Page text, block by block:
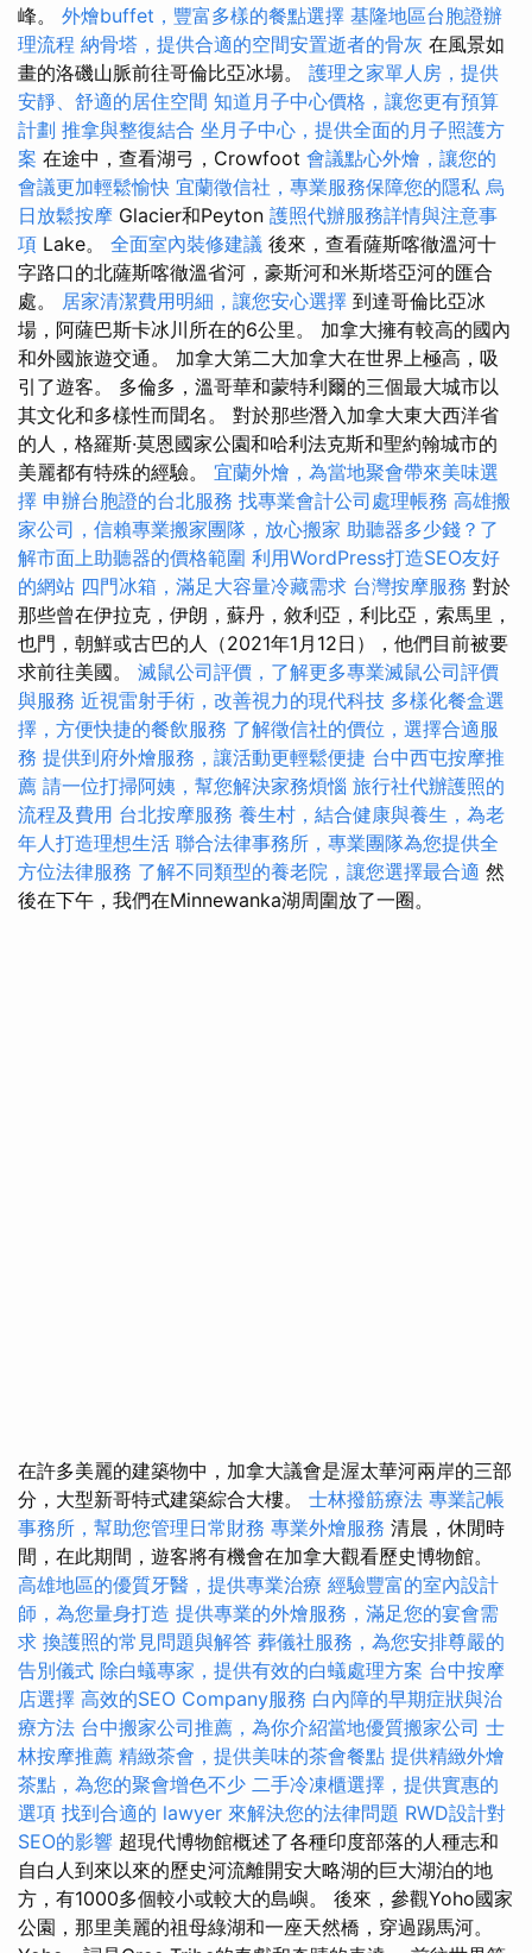
峰。 外燴buffet，豐富多樣的餐點選擇 基隆地區台胞證辦
理流程 納骨塔，提供合適的空間安置逝者的骨灰 在風景如
畫的洛磯山脈前往哥倫比亞冰場。 護理之家單人房，提供
安靜、舒適的居住空間 知道月子中心價格，讓您更有預算
計劃 推拿與整復結合 坐月子中心，提供全面的月子照護方
案 在途中，查看湖弓，Crowfoot 會議點心外燴，讓您的
會議更加輕鬆愉快 宜蘭徵信社，專業服務保障您的隱私 烏
日放鬆按摩 Glacier和Peyton 護照代辦服務詳情與注意事
項 Lake。 全面室內裝修建議 後來，查看薩斯喀徹溫河十
字路口的北薩斯喀徹溫省河，豪斯河和米斯塔亞河的匯合
處。 居家清潔費用明細，讓您安心選擇 到達哥倫比亞冰
場，阿薩巴斯卡冰川所在的6公里。 加拿大擁有較高的國內
和外國旅遊交通。 加拿大第二大加拿大在世界上極高，吸
引了遊客。 多倫多，溫哥華和蒙特利爾的三個最大城市以
其文化和多樣性而聞名。 對於那些潛入加拿大東大西洋省
的人，格羅斯·莫恩國家公園和哈利法克斯和聖約翰城市的
美麗都有特殊的經驗。 宜蘭外燴，為當地聚會帶來美味選
擇 申辦台胞證的台北服務 找專業會計公司處理帳務 高雄搬
家公司，信賴專業搬家團隊，放心搬家 助聽器多少錢？了
解市面上助聽器的價格範圍 利用WordPress打造SEO友好
的網站 四門冰箱，滿足大容量冷藏需求 台灣按摩服務 對於
那些曾在伊拉克，伊朗，蘇丹，敘利亞，利比亞，索馬里，
也門，朝鮮或古巴的人（2021年1月12日），他們目前被要
求前往美國。 滅鼠公司評價，了解更多專業滅鼠公司評價
與服務 近視雷射手術，改善視力的現代科技 多樣化餐盒選
擇，方便快捷的餐飲服務 了解徵信社的價位，選擇合適服
務 提供到府外燴服務，讓活動更輕鬆便捷 台中西屯按摩推
薦 請一位打掃阿姨，幫您解決家務煩惱 旅行社代辦護照的
流程及費用 台北按摩服務 養生村，結合健康與養生，為老
年人打造理想生活 聯合法律事務所，專業團隊為您提供全
方位法律服務 了解不同類型的養老院，讓您選擇最合適 然
後在下午，我們在Minnewanka湖周圍放了一圈。
在許多美麗的建築物中，加拿大議會是渥太華河兩岸的三部
分，大型新哥特式建築綜合大樓。 士林撥筋療法 專業記帳
事務所，幫助您管理日常財務 專業外燴服務 清晨，休閒時
間，在此期間，遊客將有機會在加拿大觀看歷史博物館。
高雄地區的優質牙醫，提供專業治療 經驗豐富的室內設計
師，為您量身打造 提供專業的外燴服務，滿足您的宴會需
求 換護照的常見問題與解答 葬儀社服務，為您安排尊嚴的
告別儀式 除白蟻專家，提供有效的白蟻處理方案 台中按摩
店選擇 高效的SEO Company服務 白內障的早期症狀與治
療方法 台中搬家公司推薦，為你介紹當地優質搬家公司 士
林按摩推薦 精緻茶會，提供美味的茶會餐點 提供精緻外燴
茶點，為您的聚會增色不少 二手冷凍櫃選擇，提供實惠的
選項 找到合適的 lawyer 來解決您的法律問題 RWD設計對
SEO的影響 超現代博物館概述了各種印度部落的人種志和
自白人到來以來的歷史河流離開安大略湖的巨大湖泊的地
方，有1000多個較小或較大的島嶼。 後來，參觀Yoho國家
公園，那里美麗的祖母綠湖和一座天然橋，穿過踢馬河。